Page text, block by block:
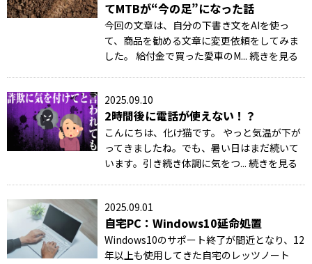
てMTBが“今の足”になった話
今回の文章は、自分の下書き文をAIを使っ
て、商品を勧める文章に変更依頼をしてみま
した。 給付金で買った愛車のM... 続きを見る
2025.09.10
2時間後に電話が使えない！？
こんにちは、化け猫です。 やっと気温が下が
ってきましたね。でも、暑い日はまだ続いて
います。引き続き体調に気をつ... 続きを見る
2025.09.01
自宅PC：Windows10延命処置
Windows10のサポート終了が間近となり、12
年以上も使用してきた自宅のレッツノート